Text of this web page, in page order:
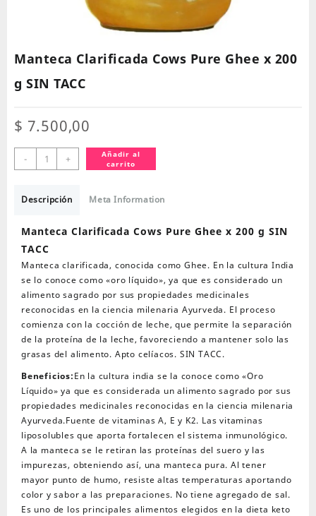
Manteca Clarificada Cows Pure Ghee x 200
g SIN TACC
$ 7.500,00
-
Manteca
Clarificada
Pure
x
200
cantidad
+
Añadir al
carrito
Descripción Meta Information
Manteca Clarificada Cows Pure Ghee x 200 g SIN
TACC
Manteca clarificada, conocida como Ghee. En la cultura India
se lo conoce como «oro líquido», ya que es considerado un
alimento sagrado por sus propiedades medicinales
reconocidas en la ciencia milenaria Ayurveda. El proceso
comienza con la cocción de leche, que permite la separación
de la proteína de la leche, favoreciendo a mantener solo las
grasas del alimento. Apto celíacos. SIN TACC.
Beneficios:En la cultura india se la conoce como «Oro
Líquido» ya que es considerada un alimento sagrado por sus
propiedades medicinales reconocidas en la ciencia milenaria
Ayurveda.Fuente de vitaminas A, E y K2. Las vitaminas
liposolubles que aporta fortalecen el sistema inmunológico.
A la manteca se le retiran las proteínas del suero y las
impurezas, obteniendo así, una manteca pura. Al tener
mayor punto de humo, resiste altas temperaturas aportando
color y sabor a las preparaciones. No tiene agregado de sal.
Es uno de los principales alimentos elegidos en la dieta keto